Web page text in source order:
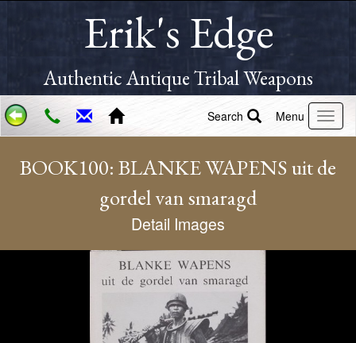
Erik's Edge
Authentic Antique Tribal Weapons
Menu
Search
BOOK100: BLANKE WAPENS uit de
gordel van smaragd
Detail Images